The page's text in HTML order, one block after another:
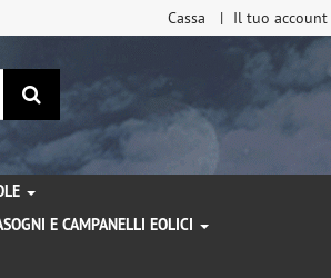
Cassa Il tuo account
ricerca
E CAMPANELLI EOLICI